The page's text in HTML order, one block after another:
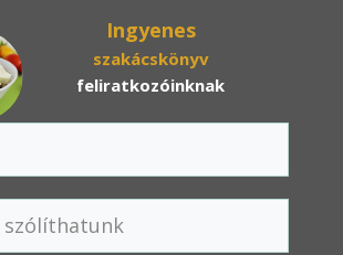
Ingyenes
szakácskönyv
feliratkozóinknak